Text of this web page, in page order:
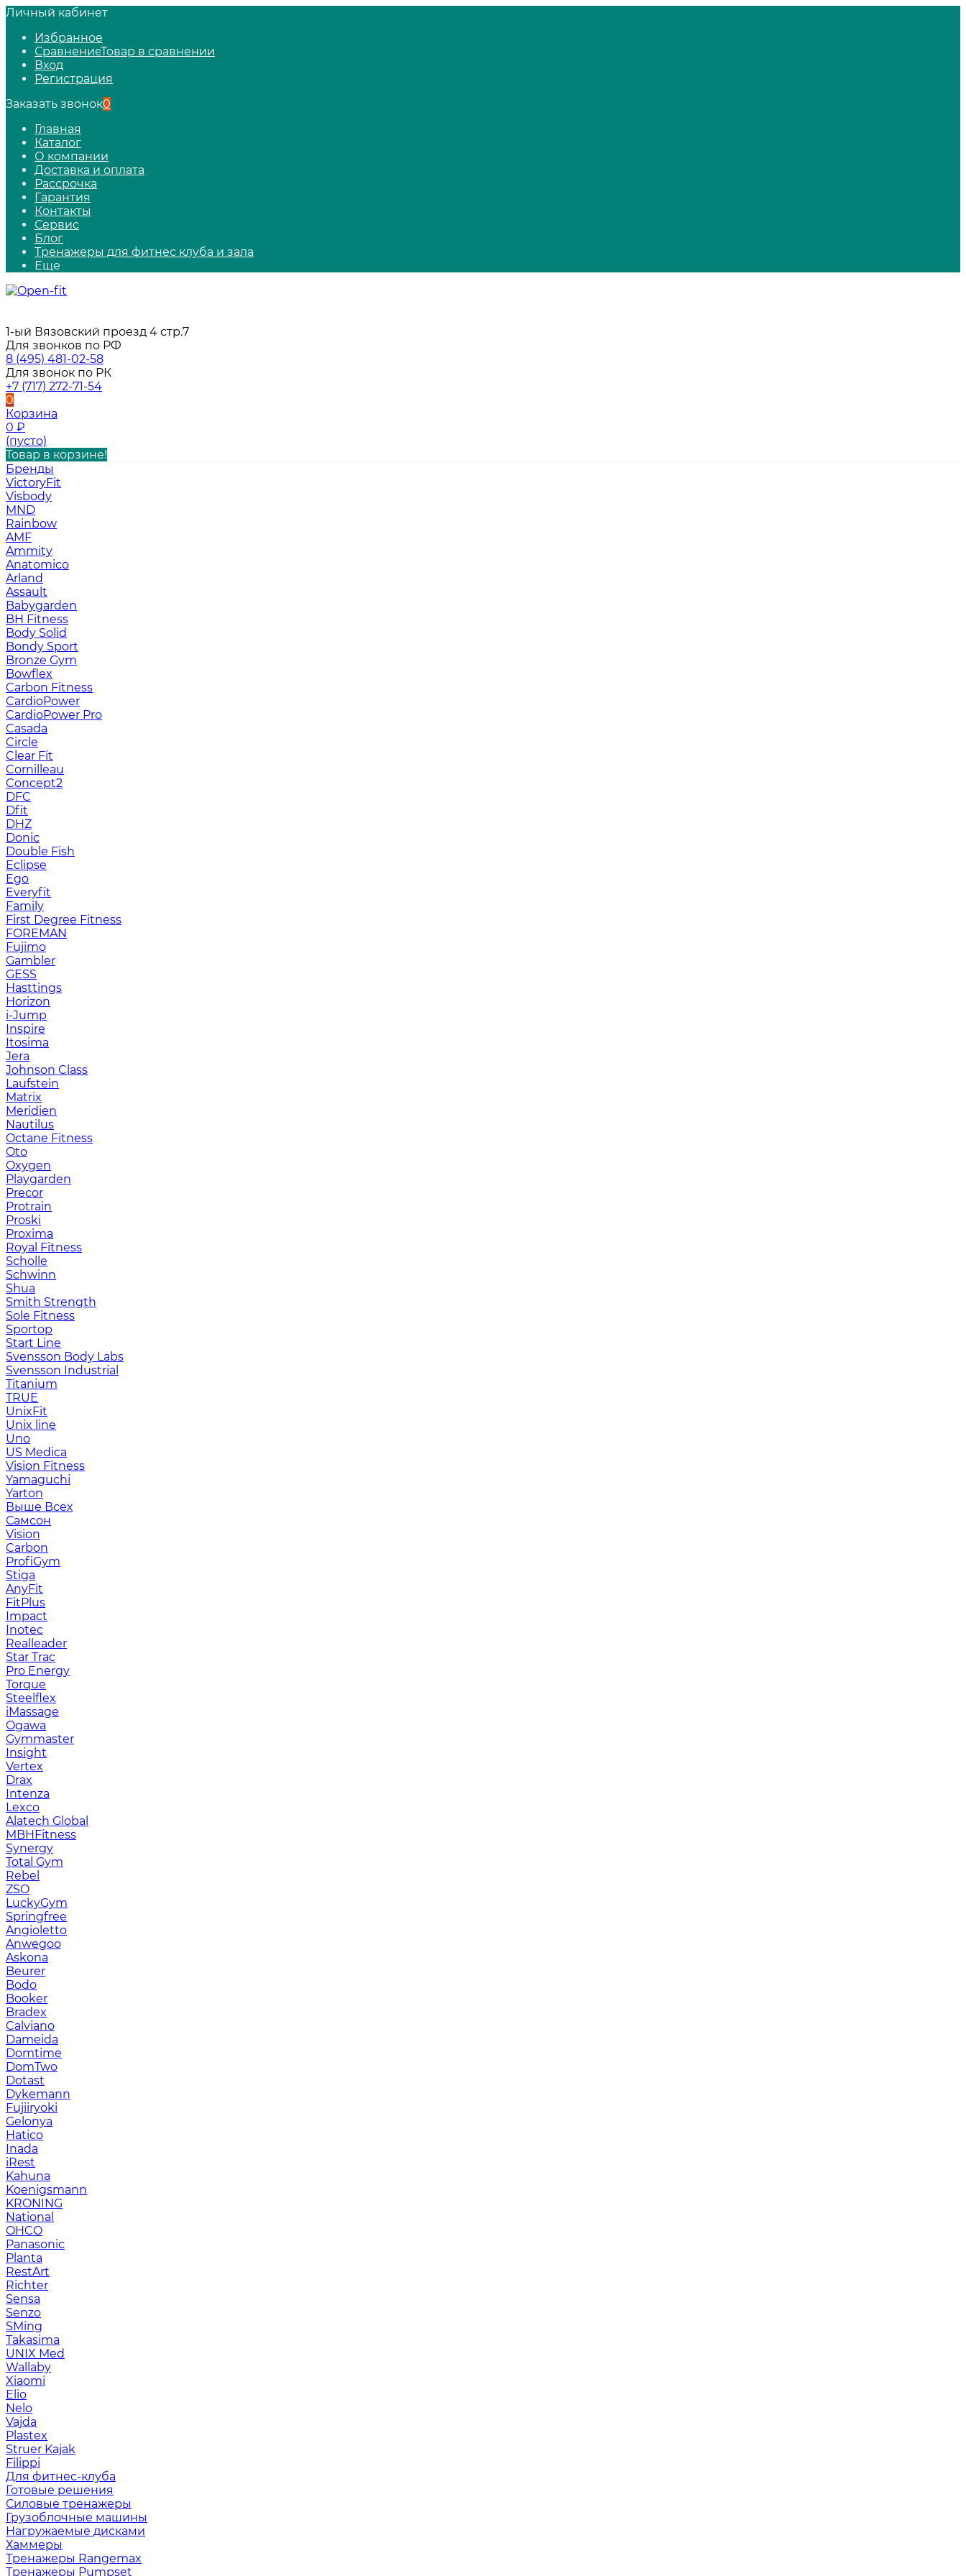
Личный кабинет
Избранное
СравнениеТовар в сравнении
Вход
Регистрация
Заказать звонок0
Главная
Каталог
О компании
Доставка и оплата
Рассрочка
Гарантия
Контакты
Сервис
Блог
Тренажеры для фитнес клуба и зала
Еще
1-ый Вязовский проезд 4 стр.7
Для звонков по РФ
8 (495) 481-02-58
Для звонок по РК
+7 (717) 272-71-54
0
Корзина
0 ₽
(пусто)
Товар в корзине!
Бренды
VictoryFit
Visbody
MND
Rainbow
AMF
Ammity
Anatomico
Arland
Assault
Babygarden
BH Fitness
Body Solid
Bondy Sport
Bronze Gym
Bowflex
Carbon Fitness
CardioPower
CardioPower Pro
Casada
Circle
Clear Fit
Cornilleau
Concept2
DFC
Dfit
DHZ
Donic
Double Fish
Eclipse
Ego
Everyfit
Family
First Degree Fitness
FOREMAN
Fujimo
Gambler
GESS
Hasttings
Horizon
i-Jump
Inspire
Itosima
Jera
Johnson Class
Laufstein
Matrix
Meridien
Nautilus
Octane Fitness
Oto
Oxygen
Playgarden
Precor
Protrain
Proski
Proxima
Royal Fitness
Scholle
Schwinn
Shua
Smith Strength
Sole Fitness
Sportop
Start Line
Svensson Body Labs
Svensson Industrial
Titanium
TRUE
UnixFit
Unix line
Uno
US Medica
Vision Fitness
Yamaguchi
Yarton
Выше Всех
Самсон
Vision
Carbon
ProfiGym
Stiga
AnyFit
FitPlus
Impact
Inotec
Realleader
Star Trac
Pro Energy
Torque
Steelflex
iMassage
Ogawa
Gymmaster
Insight
Vertex
Drax
Intenza
Lexco
Alatech Global
MBHFitness
Synergy
Total Gym
Rebel
ZSO
LuckyGym
Springfree
Angioletto
Anwegoo
Askona
Beurer
Bodo
Booker
Bradex
Calviano
Dameida
Domtime
DomTwo
Dotast
Dykemann
Fujiiryoki
Gelonya
Hatico
Inada
iRest
Kahuna
Koenigsmann
KRONING
National
OHCO
Panasonic
Planta
RestArt
Richter
Sensa
Senzo
SMing
Takasima
UNIX Med
Wallaby
Xiaomi
Elio
Nelo
Vajda
Plastex
Struer Kajak
Filippi
Для фитнес-клуба
Готовые решения
Силовые тренажеры
Грузоблочные машины
Нагружаемые дисками
Хаммеры
Тренажеры Rangemax
Тренажеры Pumpset